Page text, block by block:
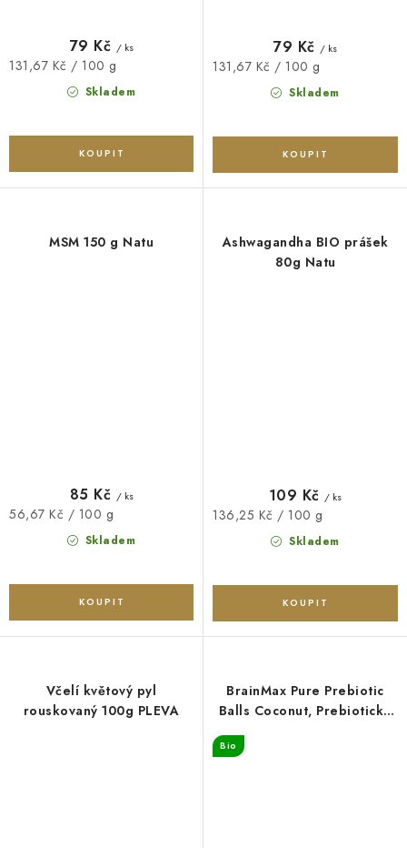
Skladem
79 Kč / ks
Měrná
131,67 Kč / 100 g
Skladem
79 Kč / ks
Měrná
131,67 Kč / 100 g
MSM 150 g Natu
Skladem
85 Kč / ks
Měrná
56,67 Kč / 100 g
Ashwagandha BIO prášek
80g Natu
Skladem
109 Kč / ks
Měrná
136,25 Kč / 100 g
Včelí květový pyl
rouskovaný 100g PLEVA
BrainMax Pure Prebiotic
Balls Coconut, Prebiotické
kuličky, Kokos, BIO, 8 ks
Bio